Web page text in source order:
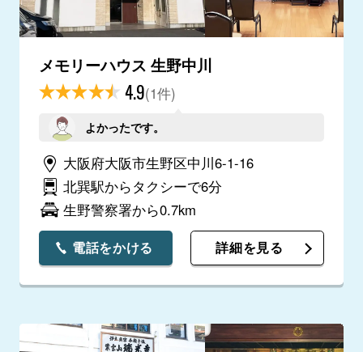
メモリーハウス 生野中川
4.9(1件)
よかったです。
大阪府大阪市生野区中川6-1-16
北巽駅からタクシーで6分
生野警察署から0.7km
電話をかける 詳細を見る